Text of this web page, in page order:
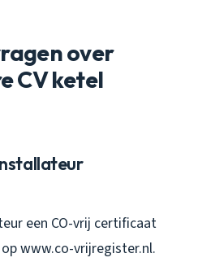
over
CV ketel
een CO-vrij certificaat
www.co-vrijregister.nl.